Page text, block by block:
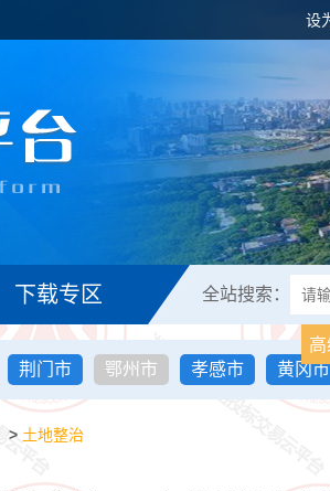
设
下载专区 全站搜索：
荆门市 鄂州市 孝感市 黄冈市
> 土地整治